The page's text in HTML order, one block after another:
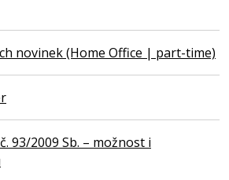
novinek (Home Office | part-time)
93/2009 Sb. – možnost i